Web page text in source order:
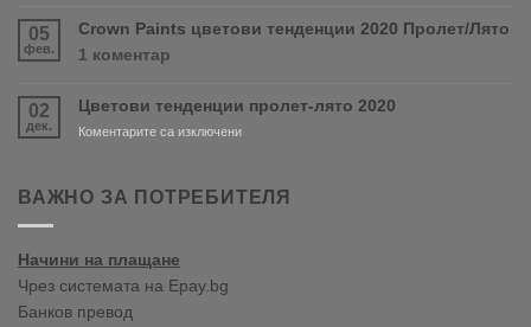
PURDY!
05
фев.
Crown Paints цветови тенденции 2020 Пролет/Лято
1 коментар
цветови
тенденции
Лято
02
дек.
Цветови тенденции пролет-лято 2020
Коментарите са изключениза
пролет-
ВАЖНО ЗА ПОТРЕБИТЕЛЯ
Начини на плащане
Чрез системата на Epay.bg
Банков превод